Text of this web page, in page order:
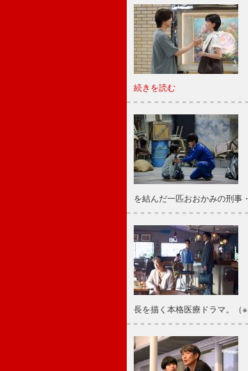
続きを読む
を結んだ一匹おおかみの刑事
長を描く本格医療ドラマ。